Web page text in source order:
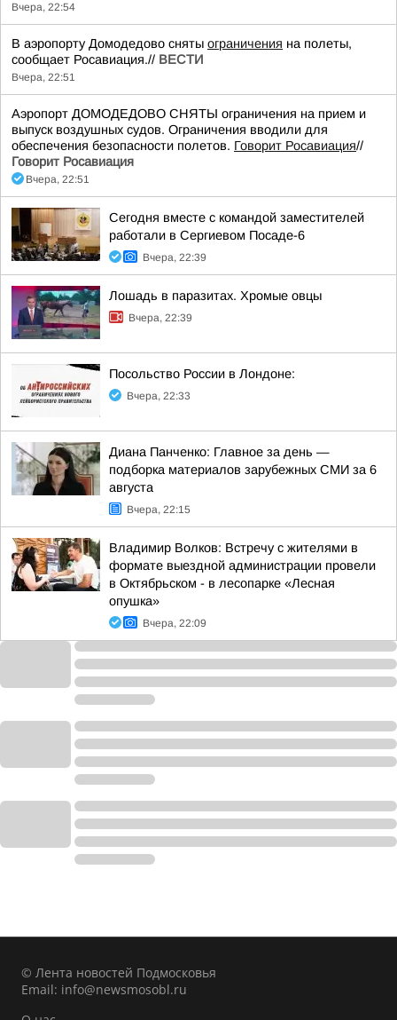
Вчера, 22:54
В аэропорту Домодедово сняты ограничения на полеты,
сообщает Росавиация.// ВЕСТИ
Вчера, 22:51
Аэропорт ДОМОДЕДОВО СНЯТЫ ограничения на прием и
выпуск воздушных судов. Ограничения вводили для
обеспечения безопасности полетов. Говорит Росавиация//
Говорит Росавиация
Вчера, 22:51
Сегодня вместе с командой заместителей
работали в Сергиевом Посаде-6
Вчера, 22:39
Лошадь в паразитах. Хромые овцы
Вчера, 22:39
Посольство России в Лондоне:
Вчера, 22:33
Диана Панченко: Главное за день —
подборка материалов зарубежных СМИ за 6
августа
Вчера, 22:15
Владимир Волков: Встречу с жителями в
формате выездной администрации провели
в Октябрьском - в лесопарке «Лесная
опушка»
Вчера, 22:09
© Лента новостей Подмосковья
Email: info@newsmosobl.ru